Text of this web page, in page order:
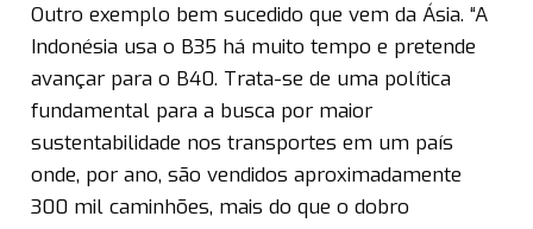
Outro exemplo bem sucedido que vem da Ásia. “A
Indonésia usa o B35 há muito tempo e pretende
avançar para o B40. Trata-se de uma política
fundamental para a busca por maior
sustentabilidade nos transportes em um país
onde, por ano, são vendidos aproximadamente
300 mil caminhões, mais do que o dobro